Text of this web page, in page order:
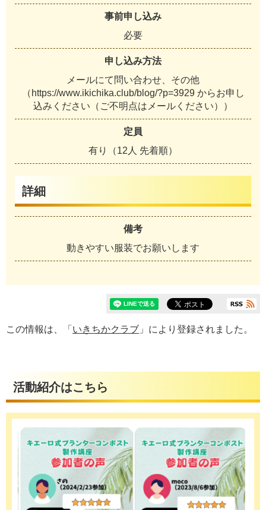
事前申し込み
必要
申し込み方法
メールにて問い合わせ、その他
（https://www.ikichika.club/blog/?p=3929 からお申し
込みください（ご不明点はメールください））
定員
有り（12人 先着順）
詳細
備考
動きやすい服装でお願いします
この情報は、「 いきちかクラブ 」により登録されました。
活動紹介はこちら